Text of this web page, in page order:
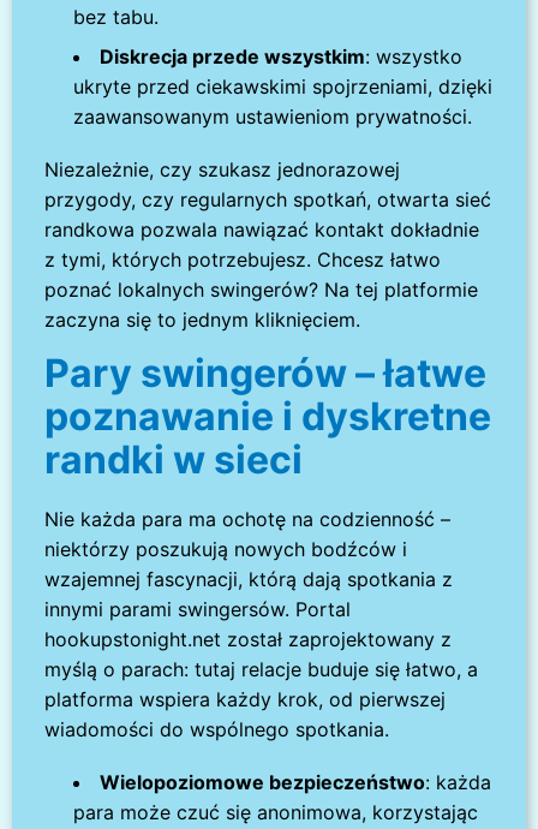
bez tabu.
Diskrecja przede wszystkim: wszystko
ukryte przed ciekawskimi spojrzeniami, dzięki
zaawansowanym ustawieniom prywatności.
Niezależnie, czy szukasz jednorazowej
przygody, czy regularnych spotkań, otwarta sieć
randkowa pozwala nawiązać kontakt dokładnie
z tymi, których potrzebujesz. Chcesz łatwo
poznać lokalnych swingerów? Na tej platformie
zaczyna się to jednym kliknięciem.
Pary swingerów – łatwe
poznawanie i dyskretne
randki w sieci
Nie każda para ma ochotę na codzienność –
niektórzy poszukują nowych bodźców i
wzajemnej fascynacji, którą dają spotkania z
innymi parami swingersów. Portal
hookupstonight.net został zaprojektowany z
myślą o parach: tutaj relacje buduje się łatwo, a
platforma wspiera każdy krok, od pierwszej
wiadomości do wspólnego spotkania.
Wielopoziomowe bezpieczeństwo: każda
para może czuć się anonimowa, korzystając